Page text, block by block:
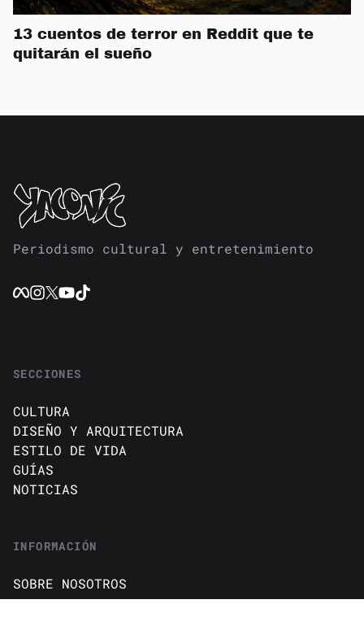
13 cuentos de terror en Reddit que te
quitarán el sueño
Periodismo cultural y entretenimiento
SECCIONES
CULTURA
DISEÑO Y ARQUITECTURA
ESTILO DE VIDA
GUÍAS
NOTICIAS
INFORMACIÓN
SOBRE NOSOTROS
CONTACTO